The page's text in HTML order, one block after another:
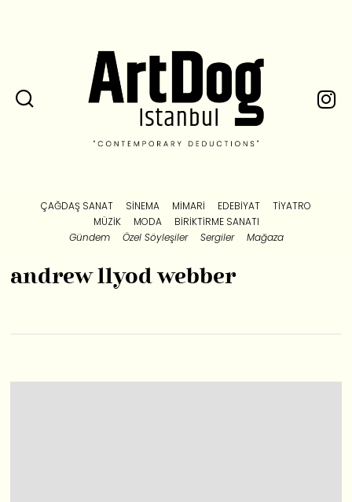
ÇAĞDAŞ SANAT SINEMA MIMARI EDEBIYAT
TIYATRO
MÜZIK
MODA
BIRIKTIRME SANATI
Gündem
Özel Söyleşiler Sergiler Mağaza
andrew llyod webber